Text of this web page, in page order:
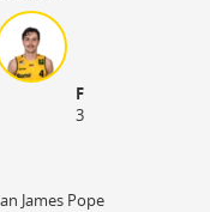
F
3
James Pope